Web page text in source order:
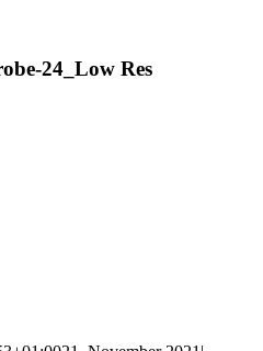
24_Low Res